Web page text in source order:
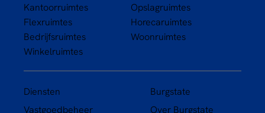
Kantoorruimtes
Flexruimtes
Bedrijfsruimtes
Winkelruimtes
Opslagruimtes
Horecaruimtes
Woonruimtes
Diensten
Vastgoedbeheer
Burgstate
Over Burgstate